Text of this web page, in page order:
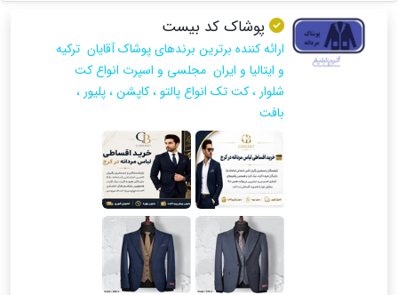
پوشاک کد بیست
ارائه کننده برترین برندهای پوشاک آقایان ترکیه
و ایتالیا و ایران مجلسی و اسپرت انواع کت
شلوار ، کت تک انواع پالتو ، کاپشن ، پلیور ،
بافت